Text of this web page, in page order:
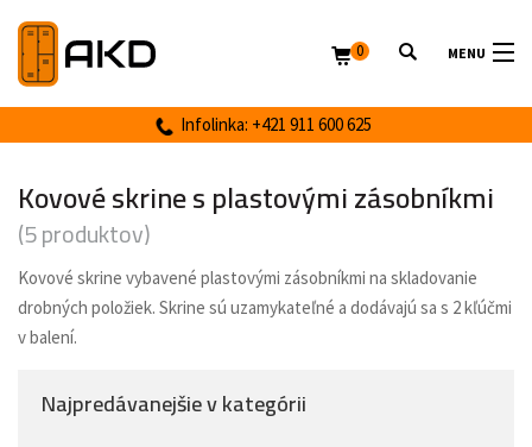
MENU
Infolinka: +421 911 600 625
0
Kovové skrine s plastovými zásobníkmi
(5 produktov)
Kovové skrine vybavené plastovými zásobníkmi na skladovanie
drobných položiek. Skrine sú uzamykateľné a dodávajú sa s 2 kľúčmi
v balení.
Najpredávanejšie v kategórii